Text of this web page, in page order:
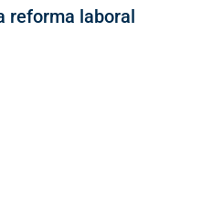
reforma laboral